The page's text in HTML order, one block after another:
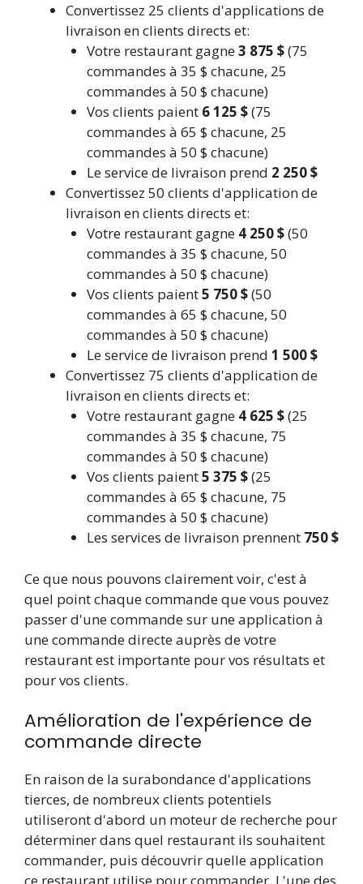
Convertissez 25 clients d'applications de
livraison en clients directs et:
Votre restaurant gagne3 875 $(75
commandes à 35 $ chacune, 25
commandes à 50 $ chacune)
Vos clients paient6 125 $(75
commandes à 65 $ chacune, 25
commandes à 50 $ chacune)
Le service de livraison prend 2 250 $
Convertissez 50 clients d'application de
livraison en clients directs et:
Votre restaurant gagne 4 250 $(50
commandes à 35 $ chacune, 50
commandes à 50 $ chacune)
Vos clients paient5 750 $(50
commandes à 65 $ chacune, 50
commandes à 50 $ chacune)
Le service de livraison prend 1 500 $
Convertissez 75 clients d'application de
livraison en clients directs et:
Votre restaurant gagne 4 625 $(25
commandes à 35 $ chacune, 75
commandes à 50 $ chacune)
Vos clients paient5 375 $(25
commandes à 65 $ chacune, 75
commandes à 50 $ chacune)
Les services de livraison prennent 750 $
Ce que nous pouvons clairement voir, c'est à
quel point chaque commande que vous pouvez
passer d'une commande sur une application à
une commande directe auprès de votre
restaurant est importante pour vos résultats et
pour vos clients.
Amélioration de l'expérience de
commande directe
En raison de la surabondance d'applications
tierces, de nombreux clients potentiels
utiliseront d'abord un moteur de recherche pour
déterminer dans quel restaurant ils souhaitent
commander, puis découvrir quelle application